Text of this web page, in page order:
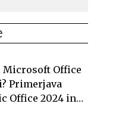
Microsoft Office
Primerjava
Office 2024 in